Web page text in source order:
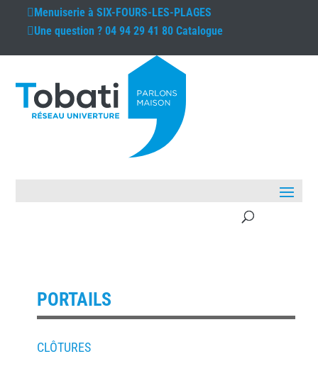
Menuiserie àSIX-FOURS-LES-PLAGES
Une question ?04 94 29 41 80 Catalogue
PORTAILS
CLÔTURES